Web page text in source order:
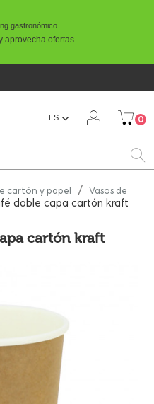
gastronómico
aprovecha ofertas
ES 0
cartón y papel
Vasos de
doble capa cartón kraft
cartón kraft